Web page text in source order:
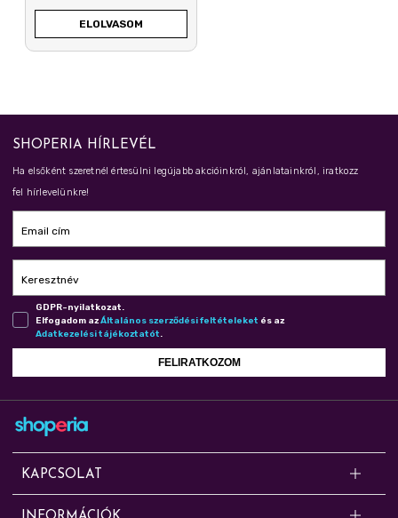
ELOLVASOM
SHOPERIA HÍRLEVÉL
Ha elsőként szeretnél értesülni legújabb akcióinkról, ajánlatainkról, iratkozz
fel hírlevelünkre!
Email cím
Keresztnév
GDPR-nyilatkozat.
Elfogadom azÁl­ta­lá­nos szer­ző­dé­si fel­té­te­le­ket és az
Adat­ke­ze­lé­si tá­jé­koz­ta­tót.
FELIRATKOZOM
KAPCSOLAT
Kérdésed van? Segítünk!